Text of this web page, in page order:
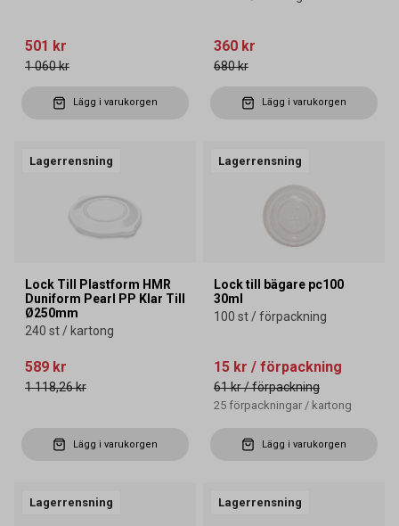
501 kr
1 060 kr
Lägg i varukorgen
360 kr
680 kr
Lägg i varukorgen
Lagerrensning
Lock Till Plastform HMR
Duniform Pearl PP Klar Till
Ø250mm
240 st / kartong
589 kr
1 118,26 kr
Lägg i varukorgen
Lagerrensning
Lock till bägare pc100
30ml
100 st / förpackning
15 kr / förpackning
61 kr/ förpackning
25 förpackningar / kartong
Lägg i varukorgen
Lagerrensning Lagerrensning